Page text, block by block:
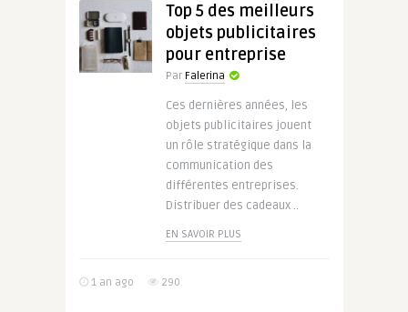
Top 5 des meilleurs
objets publicitaires
pour entreprise
Par Falerina
Ces dernières années, les
objets publicitaires jouent
un rôle stratégique dans la
communication des
différentes entreprises.
Distribuer des cadeaux ..
EN SAVOIR PLUS
1 an ago 290